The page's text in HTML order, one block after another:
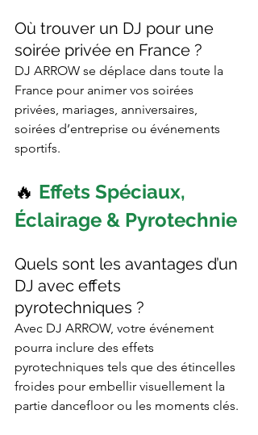
Où trouver un DJ pour une
soirée privée en France ?
DJ ARROW se déplace dans toute la
France pour animer vos soirées
privées, mariages, anniversaires,
soirées d’entreprise ou événements
sportifs.
🔥 Effets Spéciaux,
Éclairage & Pyrotechnie
Quels sont les avantages d’un
DJ avec effets
pyrotechniques ?
Avec DJ ARROW, votre événement
pourra inclure des effets
pyrotechniques tels que des étincelles
froides pour embellir visuellement la
partie dancefloor ou les moments clés.​